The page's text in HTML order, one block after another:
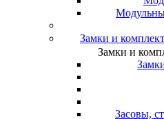
Замки и
Замки и
Засовы,